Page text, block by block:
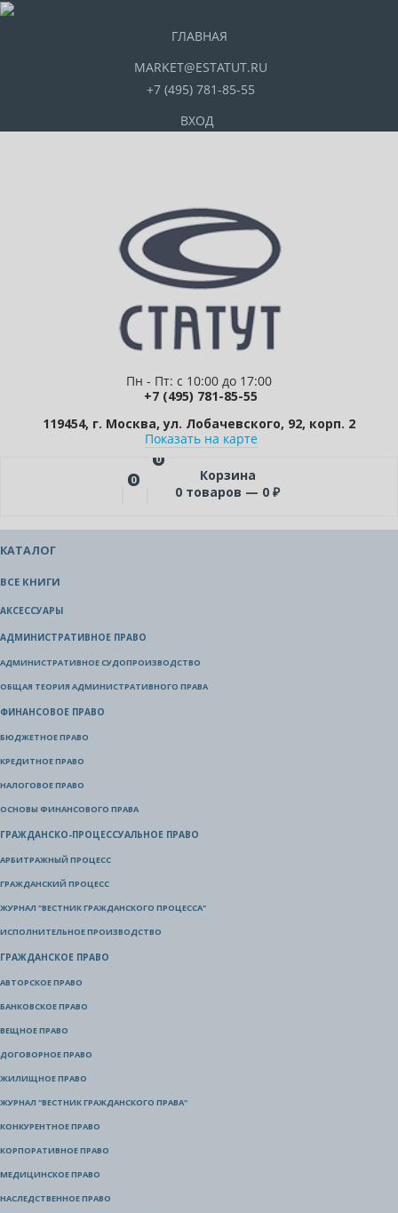
ГЛАВНАЯ
MARKET@ESTATUT.RU
+7 (495) 781-85-55
ВХОД
Пн - Пт: с 10:00 до 17:00
+7 (495) 781-85-55
119454, г. Москва, ул. Лобачевского, 92, корп. 2
Показать на карте
0
0
Корзина
0 товаров — 0 ₽
КАТАЛОГ
ВСЕ КНИГИ
АКСЕССУАРЫ
АДМИНИСТРАТИВНОЕ ПРАВО
АДМИНИСТРАТИВНОЕ СУДОПРОИЗВОДСТВО
ОБЩАЯ ТЕОРИЯ АДМИНИСТРАТИВНОГО ПРАВА
ФИНАНСОВОЕ ПРАВО
БЮДЖЕТНОЕ ПРАВО
КРЕДИТНОЕ ПРАВО
НАЛОГОВОЕ ПРАВО
ОСНОВЫ ФИНАНСОВОГО ПРАВА
ГРАЖДАНСКО-ПРОЦЕССУАЛЬНОЕ ПРАВО
АРБИТРАЖНЫЙ ПРОЦЕСС
ГРАЖДАНСКИЙ ПРОЦЕСС
ЖУРНАЛ "ВЕСТНИК ГРАЖДАНСКОГО ПРОЦЕССА"
ИСПОЛНИТЕЛЬНОЕ ПРОИЗВОДСТВО
ГРАЖДАНСКОЕ ПРАВО
АВТОРСКОЕ ПРАВО
БАНКОВСКОЕ ПРАВО
ВЕЩНОЕ ПРАВО
ДОГОВОРНОЕ ПРАВО
ЖИЛИЩНОЕ ПРАВО
ЖУРНАЛ "ВЕСТНИК ГРАЖДАНСКОГО ПРАВА"
КОНКУРЕНТНОЕ ПРАВО
КОРПОРАТИВНОЕ ПРАВО
МЕДИЦИНСКОЕ ПРАВО
НАСЛЕДСТВЕННОЕ ПРАВО